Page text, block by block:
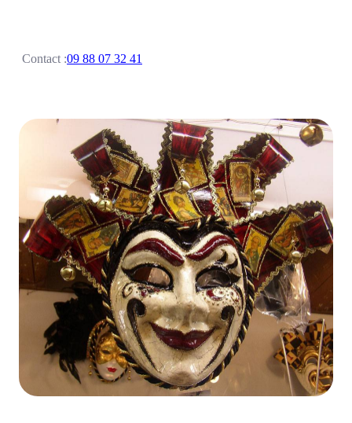
Contact :09 88 07 32 41